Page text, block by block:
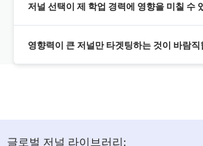
저널 선택이 제 학업 경력에 영향을 미칠 수
영향력이 큰 저널만 타겟팅하는 것이 바람직
글로벌 저널 라이브러리: